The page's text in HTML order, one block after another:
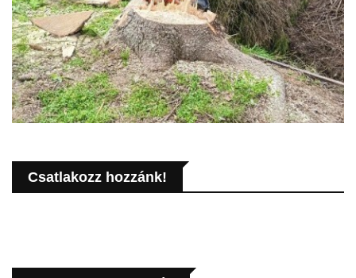
Csatlakozz hozzánk!